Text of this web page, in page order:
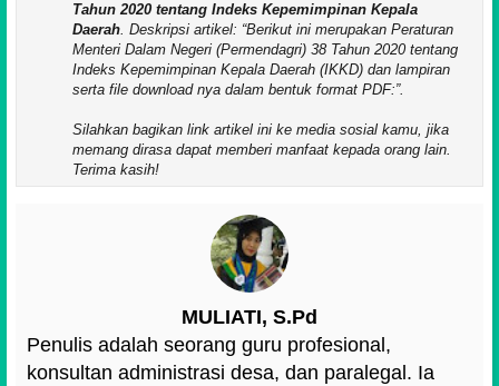
Tahun 2020 tentang Indeks Kepemimpinan Kepala
Daerah. Deskripsi artikel: Berikut ini merupakan Peraturan
Menteri Dalam Negeri (Permendagri) 38 Tahun 2020 tentang
Indeks Kepemimpinan Kepala Daerah (IKKD) dan lampiran
serta file download nya dalam bentuk format PDF: .
Silahkan bagikan link artikel ini ke media sosial kamu, jika
memang dirasa dapat memberi manfaat kepada orang lain.
Terima kasih!
MULIATI, S.Pd
Penulis adalah seorang guru profesional,
konsultan administrasi desa, dan paralegal. Ia